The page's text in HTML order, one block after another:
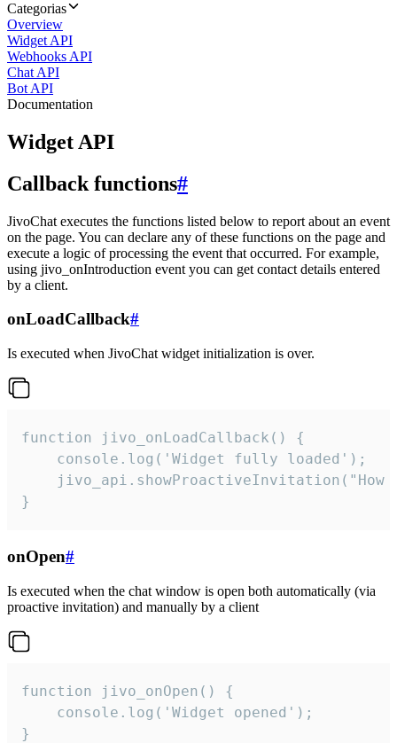
Categorias
Overview
Widget API
Webhooks API
Chat API
Bot API
Documentation
Widget API
Callback functions#
JivoChat executes the functions listed below to report about an event
on the page. You can declare any of these functions on the page and
execute a logic of processing the event that occurred. For example,
using jivo_onIntroduction event you can get contact details entered
by a client.
onLoadCallback#
Is executed when JivoChat widget initialization is over.
function jivo_onLoadCallback() {
    console.log('Widget fully loaded');
jivo_api.showProactiveInvitation("How
}
onOpen#
Is executed when the chat window is open both automatically (via
proactive invitation) and manually by a client
function jivo_onOpen() {
    console.log('Widget opened');
}